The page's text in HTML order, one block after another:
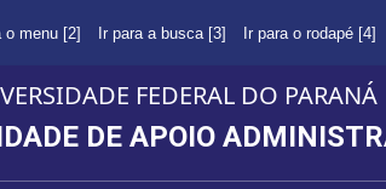
o menu [2] Ir para a busca [3] Ir para o rodapé [4]
FEDERAL DO PARANÁ
DE APOIO